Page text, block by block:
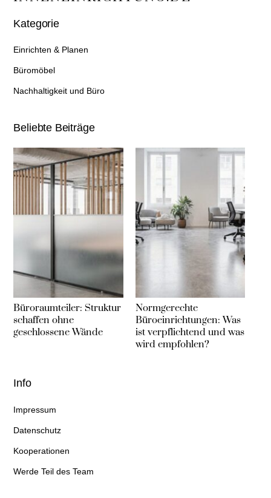
Kategorie
Einrichten & Planen
Büromöbel
Nachhaltigkeit und Büro
Beliebte Beiträge
Büroraumteiler: Struktur
schaffen ohne
geschlossene Wände
Normgerechte
Büroeinrichtungen: Was
ist verpflichtend und was
wird empfohlen?
Info
Impressum
Datenschutz
Kooperationen
Werde Teil des Team